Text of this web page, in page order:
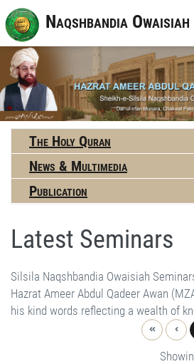
Naqshbandia Owaisiah
The Holy Quran
News & Multimedia
Publication
Latest Seminars
Silsila Naqshbandia Owaisiah
Hazrat Ameer Abdul Qadeer Awan
his kind words reflecting a wealth of